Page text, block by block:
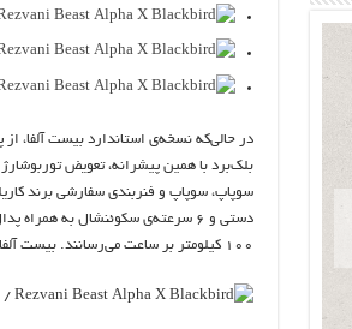
۱۰۰ کیلومتر بر ساعت می‌رسانند. بیست آلفا استاندارد برای رسیدن به این سرعت به ۳.۵ ثانیه زمان نیاز دارد.